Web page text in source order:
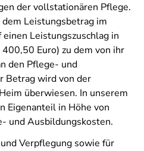
der vollstationären Pflege.
Leistungsbetrag im
Leistungszuschlag in
Euro) zu dem von ihr
den Pflege- und
Betrag wird von der
überwiesen. In unserem
Eigenanteil in Höhe von
und Ausbildungskosten.
Verpflegung sowie für